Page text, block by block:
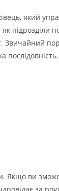
який
Звичайний
послідовність.
Якщо ви